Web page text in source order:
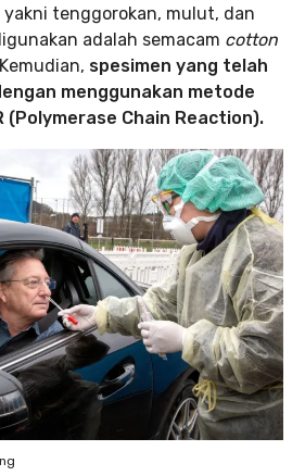
yakni tenggorokan, mulut, dan
adalah semacam cotton
spesimen yang telah
menggunakan metode
(Polymerase Chain Reaction).